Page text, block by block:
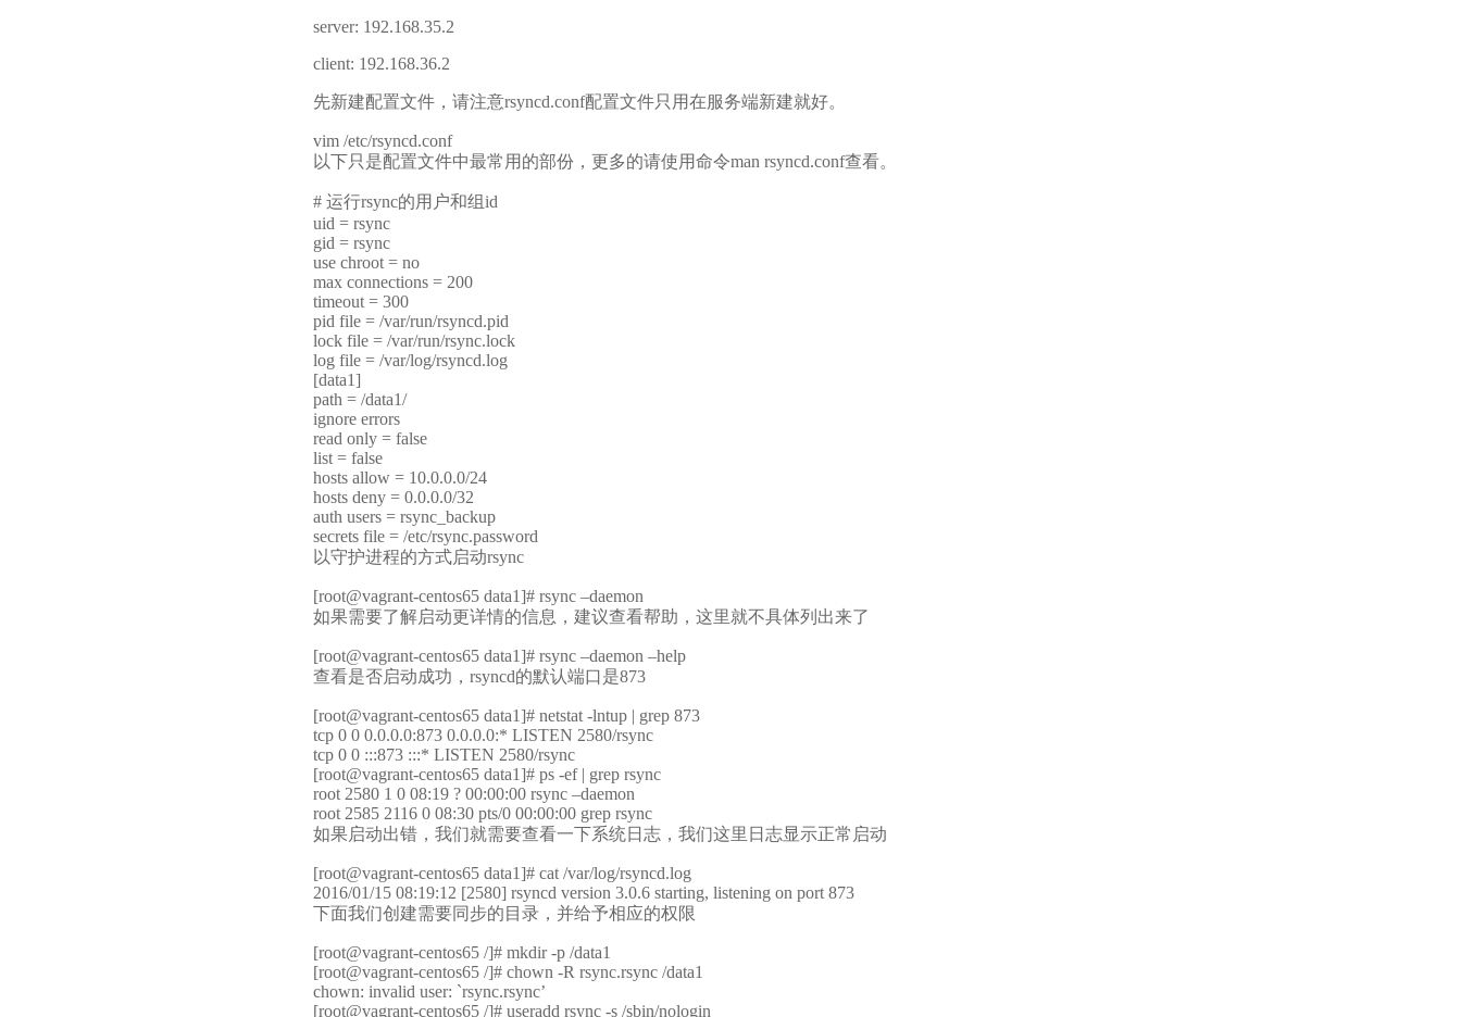
server: 192.168.35.2
client: 192.168.36.2
先新建配置文件，请注意rsyncd.conf配置文件只用在服务端新建就好。
vim /etc/rsyncd.conf
以下只是配置文件中最常用的部份，更多的请使用命令man rsyncd.conf查看。
# 运行rsync的用户和组id
uid = rsync
gid = rsync
use chroot = no
max connections = 200
timeout = 300
pid file = /var/run/rsyncd.pid
lock file = /var/run/rsync.lock
log file = /var/log/rsyncd.log
[data1]
path = /data1/
ignore errors
read only = false
list = false
hosts allow = 10.0.0.0/24
hosts deny = 0.0.0.0/32
auth users = rsync_backup
secrets file = /etc/rsync.password
以守护进程的方式启动rsync
[root@vagrant-centos65 data1]# rsync –daemon
如果需要了解启动更详情的信息，建议查看帮助，这里就不具体列出来了
[root@vagrant-centos65 data1]# rsync –daemon –help
查看是否启动成功，rsyncd的默认端口是873
[root@vagrant-centos65 data1]# netstat -lntup | grep 873
tcp 0 0 0.0.0.0:873 0.0.0.0:* LISTEN 2580/rsync
tcp 0 0 :::873 :::* LISTEN 2580/rsync
[root@vagrant-centos65 data1]# ps -ef | grep rsync
root 2580 1 0 08:19 ? 00:00:00 rsync –daemon
root 2585 2116 0 08:30 pts/0 00:00:00 grep rsync
如果启动出错，我们就需要查看一下系统日志，我们这里日志显示正常启动
[root@vagrant-centos65 data1]# cat /var/log/rsyncd.log
2016/01/15 08:19:12 [2580] rsyncd version 3.0.6 starting, listening on port 873
下面我们创建需要同步的目录，并给予相应的权限
[root@vagrant-centos65 /]# mkdir -p /data1
[root@vagrant-centos65 /]# chown -R rsync.rsync /data1
chown: invalid user: `rsync.rsync’
[root@vagrant-centos65 /]# useradd rsync -s /sbin/nologin